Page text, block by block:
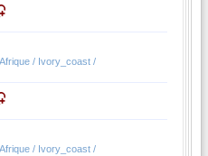
/ Ivory_coast /
/ Ivory_coast /